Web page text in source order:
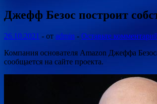
Джефф Безос построит
26.10.2021 - от admin - Оставьте
Компания основателя Amazon Джеффа
сообщается на сайте проекта.